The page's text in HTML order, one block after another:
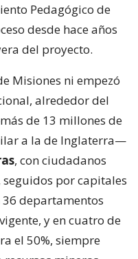
Pedagógico de
desde hace años
del proyecto.
Misiones ni empezó
alrededor del
de 13 millones de
a la de Inglaterra—
, con ciudadanos
por capitales
36 departamentos
y en cuatro de
el 50%, siempre